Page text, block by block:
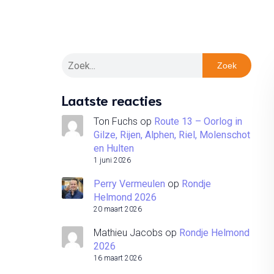
Zoek
Laatste reacties
Ton Fuchs op Route 13 – Oorlog in
Gilze, Rijen, Alphen, Riel, Molenschot
en Hulten
1 juni 2026
Perry Vermeulen op Rondje
Helmond 2026
20 maart 2026
Mathieu Jacobs op Rondje Helmond
2026
16 maart 2026